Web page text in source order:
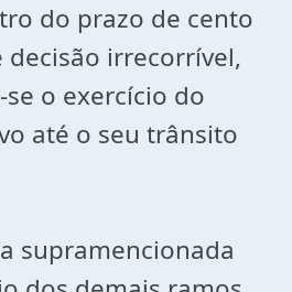
do prazo de cento
decisão irrecorrível,
o exercício do
até o seu trânsito
supramencionada